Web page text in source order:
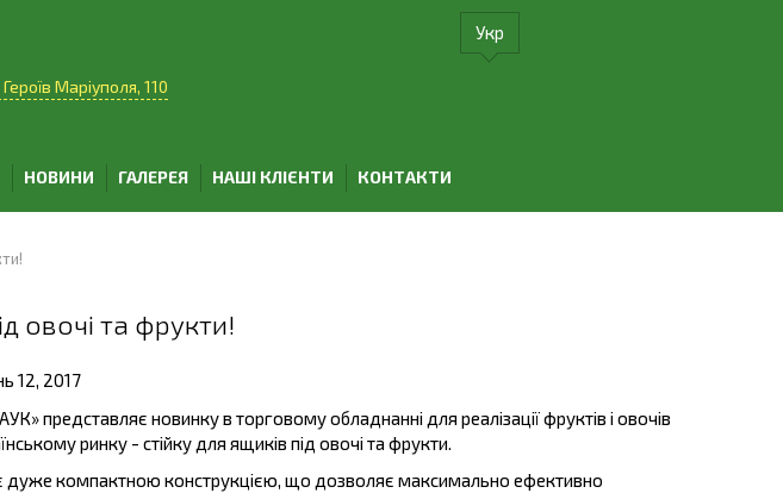
Маріуполя, 110
Укр
НОВИНИ ГАЛЕРЕЯ НАШІ КЛІЄНТИ КОНТАКТИ
овочі та фрукти!
12, 2017
представляє новинку в торговому обладнанні для реалізації фруктів і овочів
ринку - стійку для ящиків під овочі та фрукти.
дуже компактною конструкцією, що дозволяє максимально ефективно